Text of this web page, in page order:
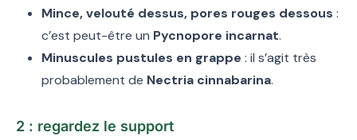
Mince, velouté dessus, pores rouges dessous :
c’est peut-être un Pycnopore incarnat.
Minuscules pustules en grappe : il s’agit très
probablement de Nectria cinnabarina.
2 : regardez le support